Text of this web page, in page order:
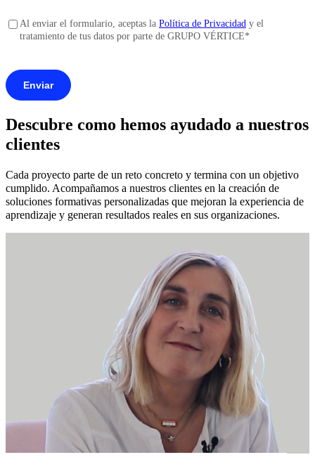
Al enviar el formulario, aceptas la Política de Privacidad y el
tratamiento de tus datos por parte de GRUPO VÉRTICE*
Descubre como hemos ayudado a nuestros
clientes
Cada proyecto parte de un reto concreto y termina con un objetivo
cumplido. Acompañamos a nuestros clientes en la creación de
soluciones formativas personalizadas que mejoran la experiencia de
aprendizaje y generan resultados reales en sus organizaciones.